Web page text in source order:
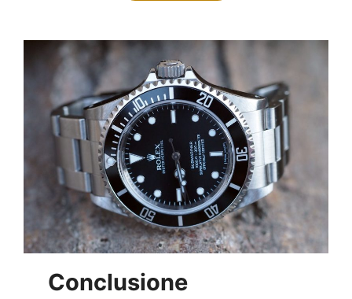
Conclusione